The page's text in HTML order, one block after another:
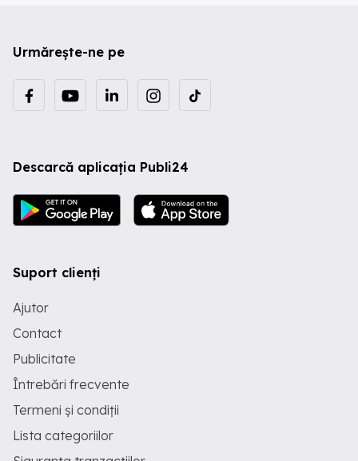
Urmărește-ne pe
Descarcă aplicația Publi24
Suport clienți
Ajutor
Contact
Publicitate
Întrebări frecvente
Termeni și condiții
Lista categoriilor